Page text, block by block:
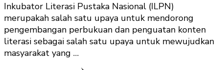
Inkubator Literasi Pustaka Nasional (ILPN)
merupakah salah satu upaya untuk mendorong
pengembangan perbukuan dan penguatan konten
literasi sebagai salah satu upaya untuk mewujudkan
masyarakat yang …